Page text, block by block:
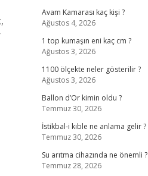
Avam Kamarası kaç kişi ?
Ağustos 4, 2026
1 top kumaşın eni kaç cm ?
Ağustos 3, 2026
1100 ölçekte neler gösterilir ?
Ağustos 3, 2026
Ballon d’Or kimin oldu ?
Temmuz 30, 2026
İstikbal-i kıble ne anlama gelir ?
Temmuz 30, 2026
Su arıtma cihazında ne önemli ?
Temmuz 28, 2026